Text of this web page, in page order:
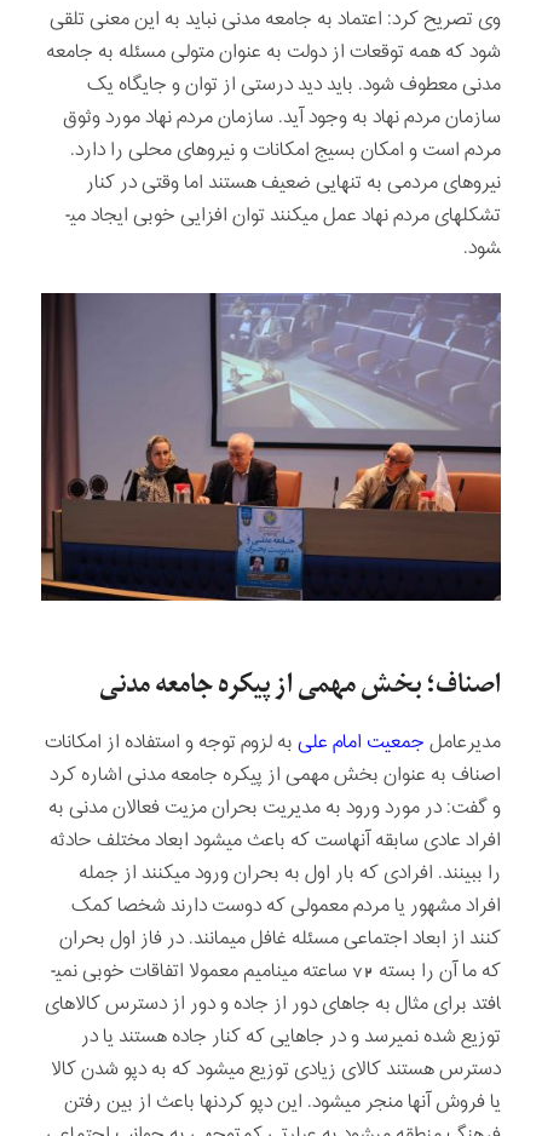
وی تصریح کرد: اعتماد به جامعه مدنی نباید به این معنی تلقی
شود که همه توقعات از دولت به عنوان متولی مسئله به جامعه
مدنی معطوف شود. باید دید درستی از توان و جایگاه یک
سازمان مردم نهاد به وجود آید. سازمان مردم نهاد مورد وثوق
مردم است و امکان بسیج امکانات و نیروهای محلی را دارد.
نیروهای مردمی به تنهایی ضعیف هستند اما وقتی در کنار
تشکلهای مردم نهاد عمل می­کنند توان افزایی خوبی ایجاد می­
شود.
اصناف؛ بخش مهمی از پیکره جامعه مدنی
مدیرعاملجمعیت امام علیبه لزوم توجه و استفاده از امکانات
اصناف به عنوان بخش مهمی از پیکره جامعه مدنی اشاره کرد
و گفت: در مورد ورود به مدیریت بحران مزیت فعالان مدنی به
افراد عادی سابقه آنهاست که باعث می­شود ابعاد مختلف حادثه
را ببینند. افرادی که بار اول به بحران ورود می­کنند از جمله
افراد مشهور یا مردم معمولی که دوست دارند شخصا کمک
کنند از ابعاد اجتماعی مسئله غافل می­مانند. در فاز اول بحران
که ما آن را بسته 72 ساعته می­نامیم معمولا اتفاقات خوبی نمی­
افتد برای مثال به جاهای دور از جاده و دور از دسترس کالاهای
توزیع شده نمی­رسد و در جاهایی که کنار جاده هستند یا در
دسترس هستند کالای زیادی توزیع می­شود که به دپو شدن کالا
یا فروش آنها منجر می­شود. این دپو کردنها باعث از بین رفتن